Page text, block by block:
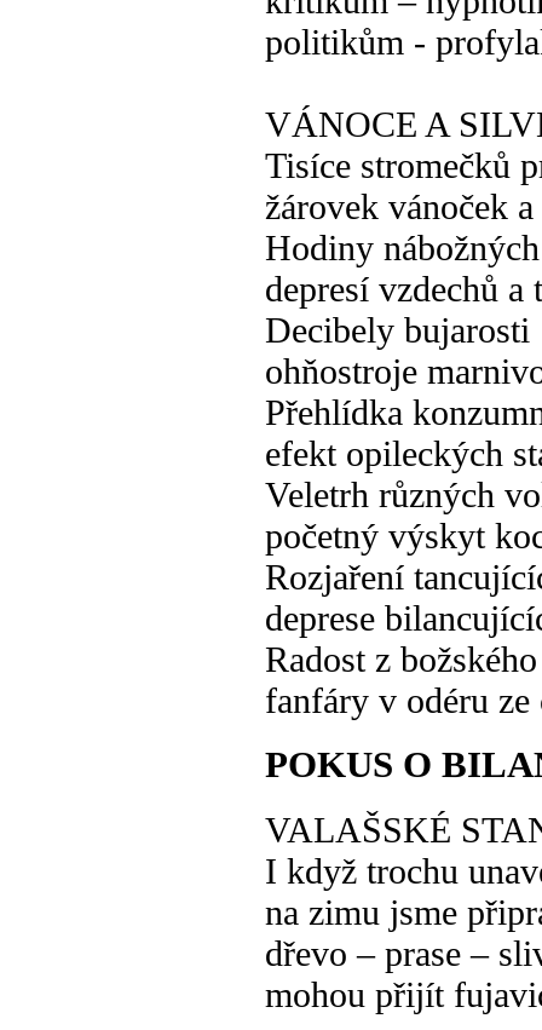
politikům -
VÁNOCE A
Tisíce stromečků
žárovek vánoček
Hodiny
depresí vzdechů a
Decibely bujarosti
ohňostroje
Přehlídka
efekt opileckých
Veletrh různých
početný výskyt
Rozjaření
deprese
Radost z
fanfáry v odéru ze
POKUS O
VALAŠSKÉ
I když trochu
na zimu jsme
dřevo – prase –
mohou přijít